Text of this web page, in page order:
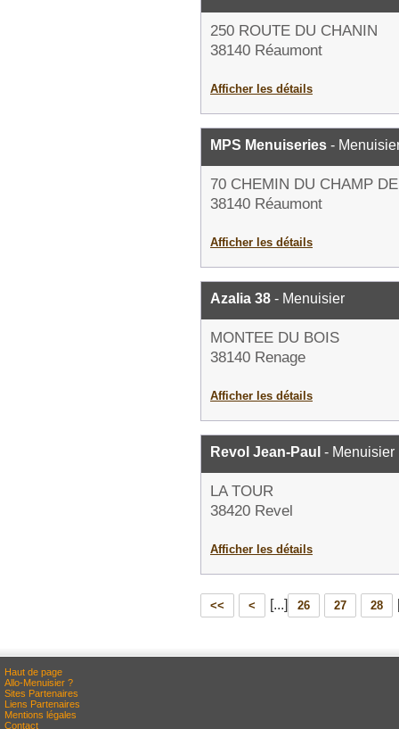
250 ROUTE DU CHANIN
38140 Réaumont
Afficher les détails
MPS Menuiseries -
70 CHEMIN DU CHAMP
38140 Réaumont
Afficher les détails
Azalia 38 - Menuisier
MONTEE DU BOIS
38140 Renage
Afficher les détails
Revol Jean-Paul - Menuisier
LA TOUR
38420 Revel
Afficher les détails
<< < [...] 26 27 28
Haut de page
Allo-Menuisier ?
Sites Partenaires
Liens Partenaires
Mentions légales
Contact